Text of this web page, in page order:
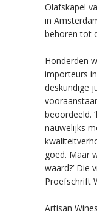
Olafskapel
in
behoren tot
Honderden
importeurs
deskundige
beoordeeld.
nauwelijks
goed. Maar
waard?’
Proefschrift
Artisan